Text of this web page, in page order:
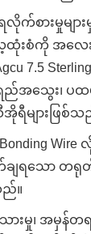
က်စားမှုများ
ထုံးစံကို အလေး
7.5
အသွေး၊ ပထ
အိုရီများဖြစ်သ
ရသော တရုတ်
ည်။
းမှု၊ အမှန်တ